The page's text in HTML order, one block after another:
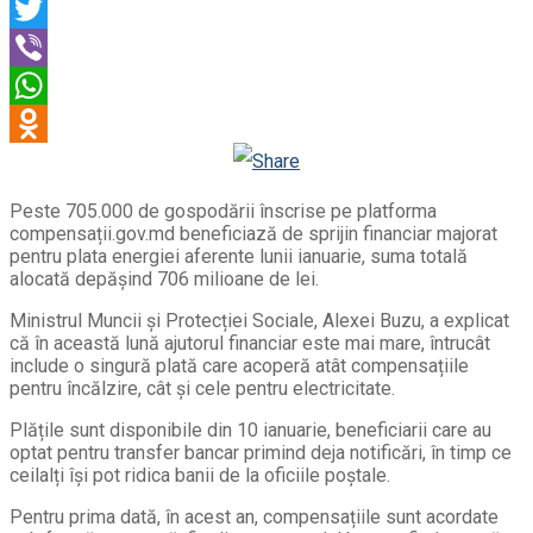
Odnoklassniki
Peste 705.000 de gospodării înscrise pe platforma
compensații.gov.md beneficiază de sprijin financiar majorat
pentru plata energiei aferente lunii ianuarie, suma totală
alocată depășind 706 milioane de lei.
Ministrul Muncii și Protecției Sociale, Alexei Buzu, a explicat
că în această lună ajutorul financiar este mai mare, întrucât
include o singură plată care acoperă atât compensațiile
pentru încălzire, cât și cele pentru electricitate.
Plățile sunt disponibile din 10 ianuarie, beneficiarii care au
optat pentru transfer bancar primind deja notificări, în timp ce
ceilalți își pot ridica banii de la oficiile poștale.
Pentru prima dată, în acest an, compensațiile sunt acordate